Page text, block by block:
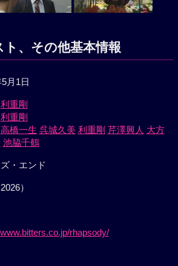
ト、その他基本情報
月1日
利重剛
利重剛
高橋一生 呉城久美 利重剛 芹澤興人 大方
池脇千鶴
・エンド
）
rhapsody/